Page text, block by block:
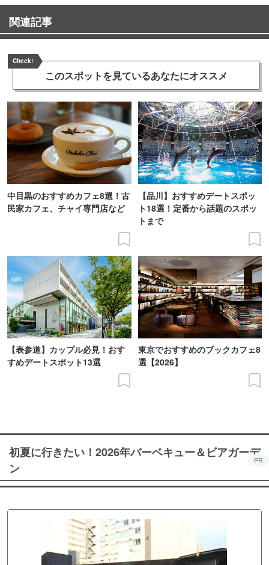
関連記事
Check!
このスポットを見ているあなたにオススメ
中目黒のおすすめカフェ8選！古
民家カフェ、チャイ専門店など
【品川】おすすめデートスポッ
ト18選！定番から話題のスポッ
トまで
【表参道】カップル必見！おす
すめデートスポット13選
東京でおすすめのブックカフェ8
選【2026】
初夏に行きたい！2026年バーベキュー＆ビアガーデ
ン
PR